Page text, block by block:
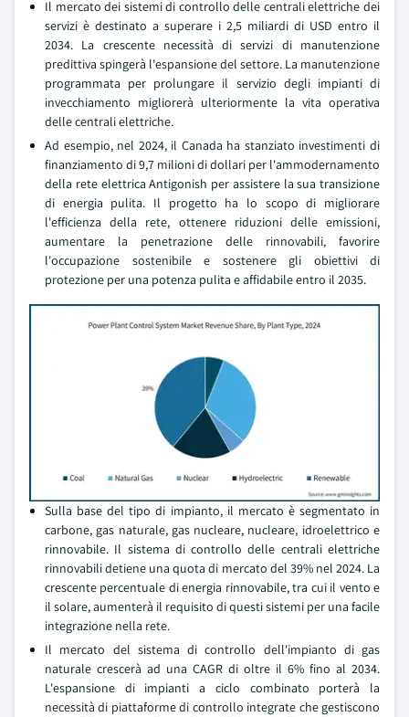
Il mercato dei sistemi di controllo delle centrali elettriche dei
servizi è destinato a superare i 2,5 miliardi di USD entro il
2034. La crescente necessità di servizi di manutenzione
predittiva spingerà l'espansione del settore. La manutenzione
programmata per prolungare il servizio degli impianti di
invecchiamento migliorerà ulteriormente la vita operativa
delle centrali elettriche.
Ad esempio, nel 2024, il Canada ha stanziato investimenti di
finanziamento di 9,7 milioni di dollari per l'ammodernamento
della rete elettrica Antigonish per assistere la sua transizione
di energia pulita. Il progetto ha lo scopo di migliorare
l'efficienza della rete, ottenere riduzioni delle emissioni,
aumentare la penetrazione delle rinnovabili, favorire
l'occupazione sostenibile e sostenere gli obiettivi di
protezione per una potenza pulita e affidabile entro il 2035.
Sulla base del tipo di impianto, il mercato è segmentato in
carbone, gas naturale, gas nucleare, nucleare, idroelettrico e
rinnovabile. Il sistema di controllo delle centrali elettriche
rinnovabili detiene una quota di mercato del 39% nel 2024. La
crescente percentuale di energia rinnovabile, tra cui il vento e
il solare, aumenterà il requisito di questi sistemi per una facile
integrazione nella rete.
Il mercato del sistema di controllo dell'impianto di gas
naturale crescerà ad una CAGR di oltre il 6% fino al 2034.
L'espansione di impianti a ciclo combinato porterà la
necessità di piattaforme di controllo integrate che gestiscono